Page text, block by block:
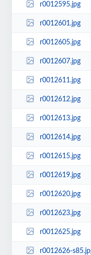
r0012595.jpg
r0012601.jpg
r0012605.jpg
r0012607.jpg
r0012611.jpg
r0012612.jpg
r0012613.jpg
r0012614.jpg
r0012615.jpg
r0012619.jpg
r0012620.jpg
r0012623.jpg
r0012625.jpg
r0012626-